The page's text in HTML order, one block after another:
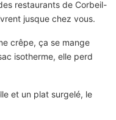
restaurants de Corbeil-
jusque chez vous.
crêpe, ça se mange
isotherme, elle perd
et un plat surgelé, le